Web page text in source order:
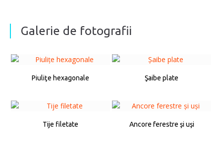
Galerie de fotografii
Piuliţe hexagonale Şaibe plate
Tije filetate Ancore ferestre şi uşi